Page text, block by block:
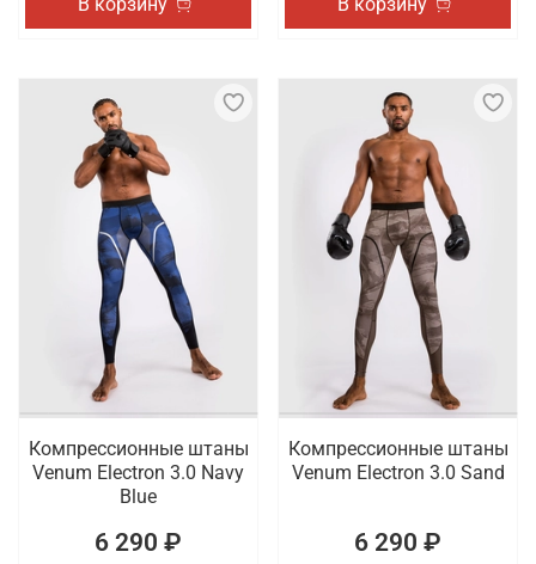
Компрессионные штаны
Venum Electron 3.0 Navy
Blue
6 290 ₽
Компрессионные штаны
Venum Electron 3.0 Sand
6 290 ₽